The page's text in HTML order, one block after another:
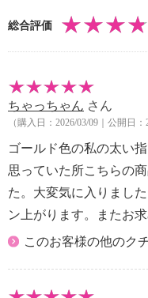
総合評価
ちゃっちゃん さん
（購入日：2026/03/09｜公開日：
ゴールド色の私の太い
思っていた所こちらの
た。大変気に入りまし
ン上がります。またお
このお客様の他のク